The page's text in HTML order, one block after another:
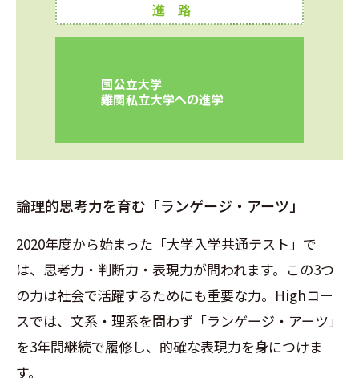
論理的思考力を育む「ランゲージ・アーツ」
2020年度から始まった「大学入学共通テスト」で
は、思考力・判断力・表現力が問われます。この3つ
の力は社会で活躍するためにも重要な力。Highコー
スでは、文系・理系を問わず「ランゲージ・アーツ」
を3年間継続で履修し、的確な表現力を身につけま
す。